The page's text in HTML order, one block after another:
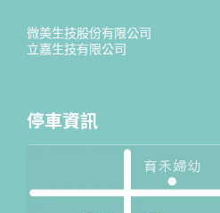
微美生技股份有限公司
立嘉生技有限公司
停車資訊